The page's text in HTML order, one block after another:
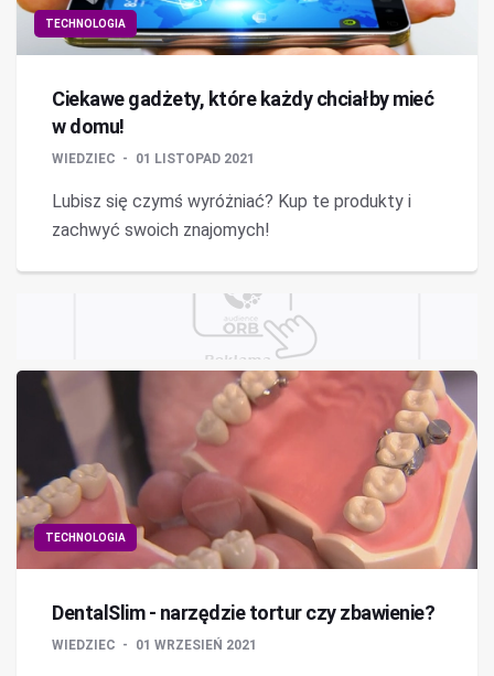
TECHNOLOGIA
Ciekawe gadżety, które każdy chciałby mieć
w domu!
WIEDZIEC 01 LISTOPAD 2021
Lubisz się czymś wyróżniać? Kup te produkty i
zachwyć swoich znajomych!
TECHNOLOGIA
DentalSlim - narzędzie tortur czy zbawienie?
WIEDZIEC 01 WRZESIEŃ 2021